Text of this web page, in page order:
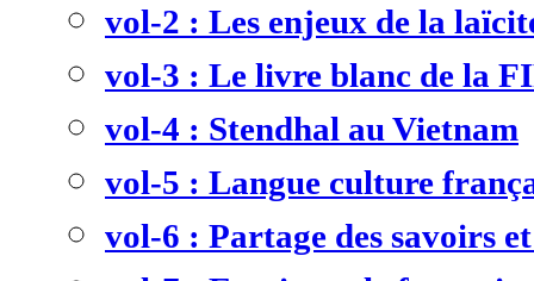
vol-2 : Les enjeux de la
vol-3 : Le livre blanc de la
vol-4 : Stendhal au Vietnam
vol-5 : Langue culture
vol-6 : Partage des savoirs